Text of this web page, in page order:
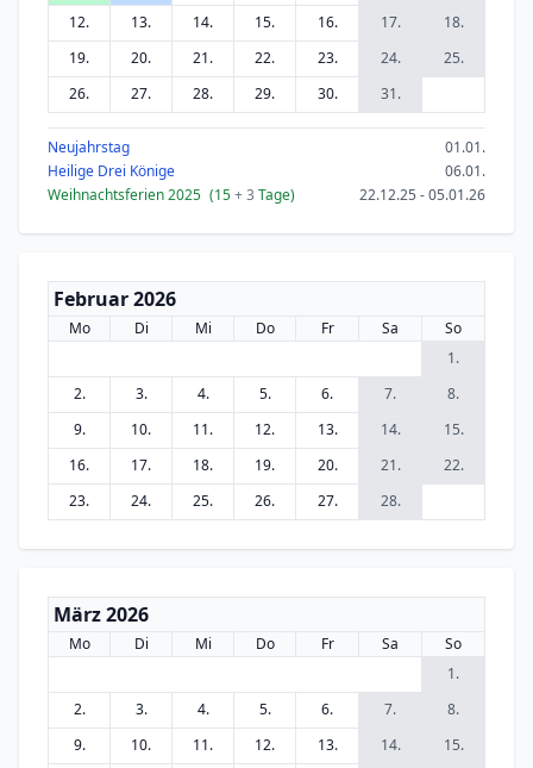
12.
13. 14. 15. 16. 17.
18.
19.
20. 21. 22. 23. 24.
25.
26.
27. 28. 29. 30. 31.
Neujahrstag
01.01.
Heilige Drei Könige
06.01.
Weihnachtsferien 2025 (15+ 3 Tage) 22.12.25 - 05.01.26
Februar 2026
Mo Di Mi Do Fr Sa
So
1.
2.
3. 4. 5. 6. 7.
8.
9.
10. 11. 12. 13. 14.
15.
16.
17. 18. 19. 20. 21.
22.
23.
24. 25. 26. 27. 28.
März 2026
Mo Di Mi Do Fr Sa
So
1.
2.
3. 4. 5. 6. 7.
8.
9.
10. 11. 12. 13. 14.
15.